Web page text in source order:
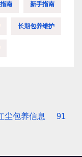
南 新手指南
长期包养维护
尘包养信息
91